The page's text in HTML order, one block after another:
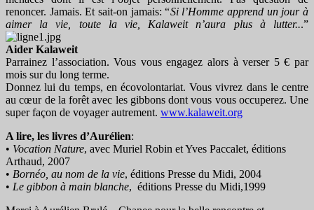
renoncer. Jamais. Et sait-on jamais: “Si l’Homme apprend un jour à
aimer la vie, toute la vie, Kalaweit n’aura plus à lutter...”
Aider Kalaweit
Parrainez l’association. Vous vous engagez alors à verser 5 € par
mois sur du long terme.
Donnez lui du temps, en écovolontariat. Vous vivrez dans le centre
au cœur de la forêt avec les gibbons dont vous vous occuperez. Une
super façon de voyager autrement. www.kalaweit.org
A lire, les livres d’Aurélien:
• Vocation Nature, avec Muriel Robin et Yves Paccalet, éditions
Arthaud, 2007
• Bornéo, au nom de la vie, éditions Presse du Midi, 2004
• Le gibbon à main blanche, éditions Presse du Midi,1999